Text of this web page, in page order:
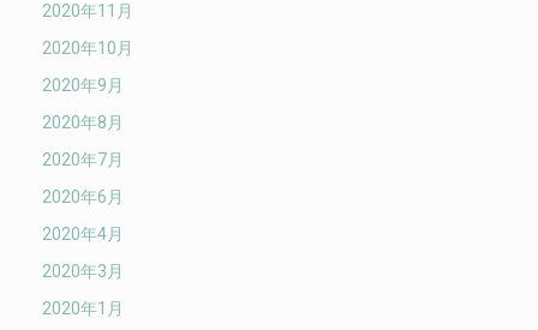
2020年11月
2020年10月
2020年9月
2020年8月
2020年7月
2020年6月
2020年4月
2020年3月
2020年1月